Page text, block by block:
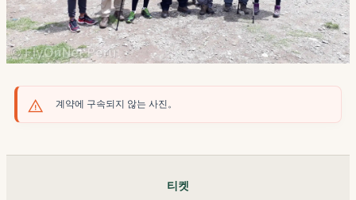
계약에 구속되지 않는 사진。
티켓